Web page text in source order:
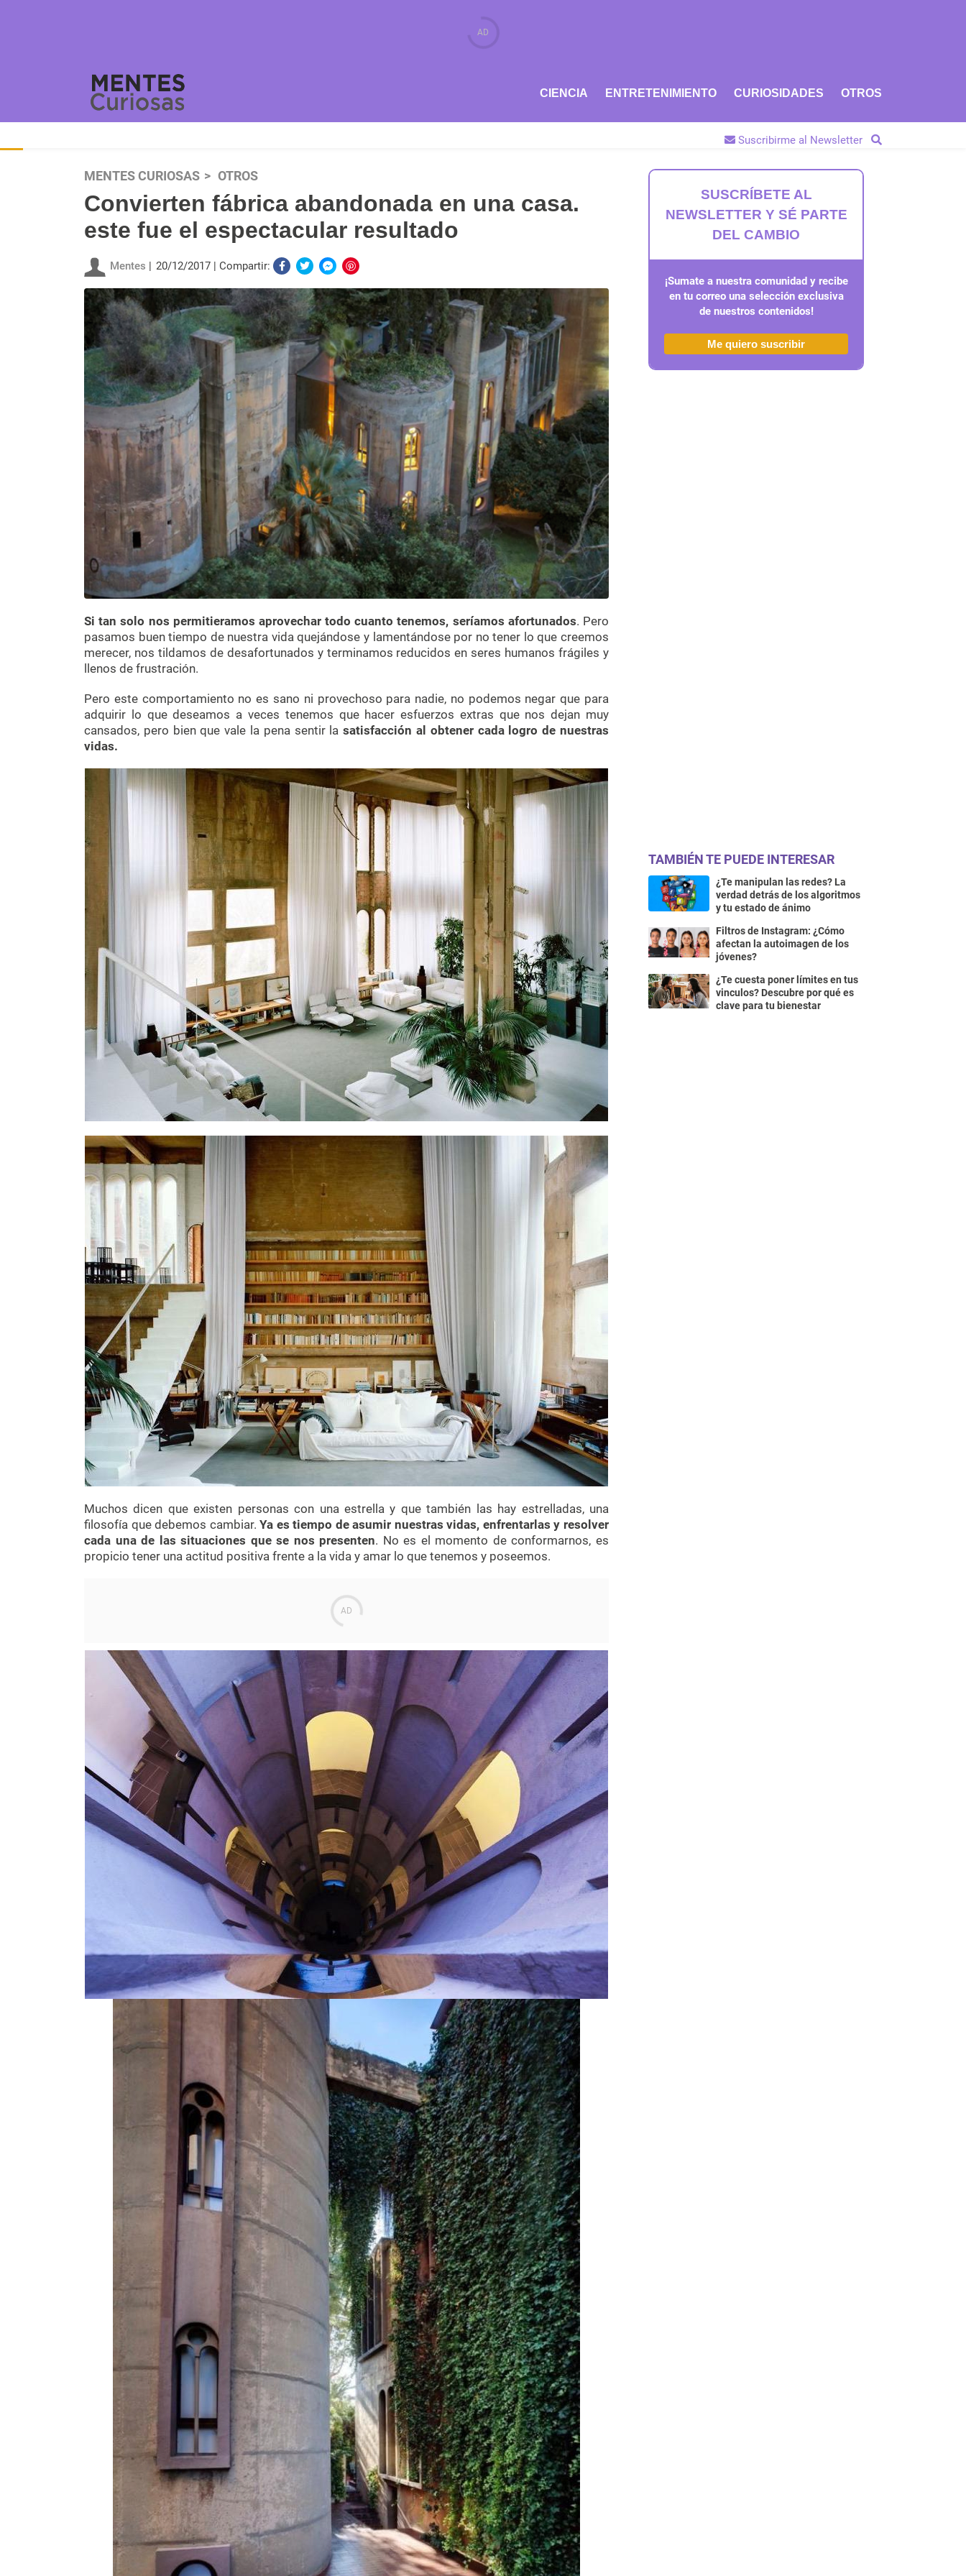
CIENCIA ENTRETENIMIENTO CURIOSIDADES OTROS
Suscribirme al Newsletter
MENTES CURIOSAS OTROS
Convierten fábrica abandonada en una casa.
este fue el espectacular resultado
Mentes 20/12/2017 Compartir:
Si tan solo nos permitieramos aprovechar todo cuanto tenemos, seríamos afortunados. Pero
pasamos buen tiempo de nuestra vida quejándose y lamentándose por no tener lo que creemos
merecer, nos tildamos de desafortunados y terminamos reducidos en seres humanos frágiles y
llenos de frustración.
Pero este comportamiento no es sano ni provechoso para nadie, no podemos negar que para
adquirir lo que deseamos a veces tenemos que hacer esfuerzos extras que nos dejan muy
cansados, pero bien que vale la pena sentir lasatisfacción al obtener cada logro de nuestras
vidas.
Muchos dicen que existen personas con una estrella y que también las hay estrelladas, una
filosofía que debemos cambiar.Ya es tiempo de asumir nuestras vidas, enfrentarlas y resolver
cada una de las situaciones que se nos presenten. No es el momento de conformarnos, es
propicio tener una actitud positiva frente a la vida y amar lo que tenemos y poseemos.
SUSCRÍBETE AL
NEWSLETTER Y SÉ PARTE
DEL CAMBIO
¡Sumate a nuestra comunidad y recibe
en tu correo una selección exclusiva
de nuestros contenidos!
Me quiero suscribir
TAMBIÉN TE PUEDE INTERESAR
¿Te manipulan las redes? La
verdad detrás de los algoritmos
y tu estado de ánimo
Filtros de Instagram: ¿Cómo
afectan la autoimagen de los
jóvenes?
¿Te cuesta poner límites en tus
vinculos? Descubre por qué es
clave para tu bienestar